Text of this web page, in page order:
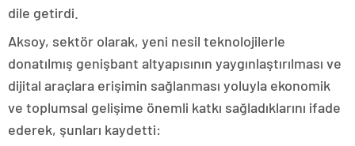
dile getirdi.
Aksoy, sektör olarak, yeni nesil teknolojilerle
donatılmış genişbant altyapısının yaygınlaştırılması ve
dijital araçlara erişimin sağlanması yoluyla ekonomik
ve toplumsal gelişime önemli katkı sağladıklarını ifade
ederek, şunları kaydetti: